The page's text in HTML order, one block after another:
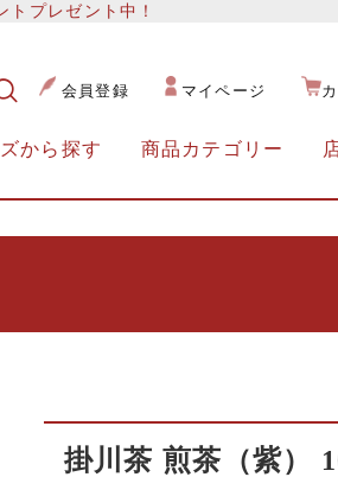
プレゼント中！
会員登録 マイページ
から探す 商品カテゴリー
掛川茶 煎茶（紫）